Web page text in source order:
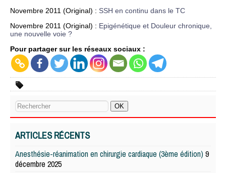
Novembre 2011 (Original) : SSH en continu dans le TC
Novembre 2011 (Original) : Epigénétique et Douleur chronique,
une nouvelle voie ?
Pour partager sur les réseaux sociaux :
ARTICLES RÉCENTS
Anesthésie-réanimation en chirurgie cardiaque (3ème édition) 9
décembre 2025